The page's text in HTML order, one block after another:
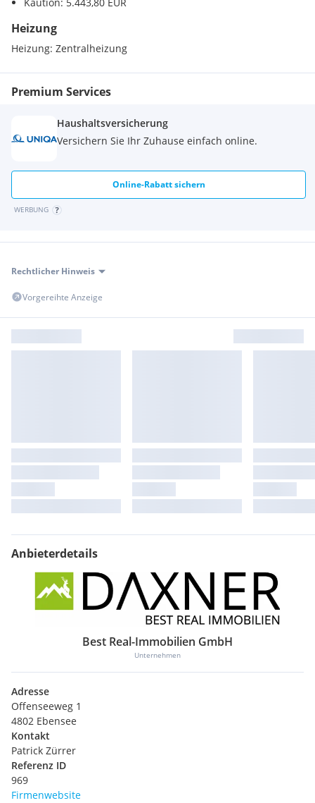
Heizung
Heizung: Zentralheizung
Premium Services
Haushaltsversicherung
Versichern Sie Ihr Zuhause einfach online.
Online-Rabatt sichern
WERBUNG
Rechtlicher Hinweis
Vorgereihte Anzeige
Anbieterdetails
Best Real-Immobilien GmbH
Unternehmen
Adresse
Offenseeweg 1
4802 Ebensee
Kontakt
Patrick Zürrer
Referenz ID
969
Firmenwebsite